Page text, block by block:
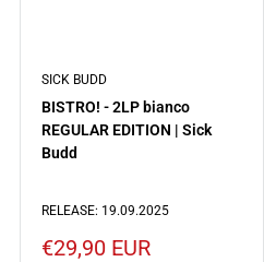
SICK BUDD
BISTRO! - 2LP bianco
REGULAR EDITION | Sick
Budd
RELEASE: 19.09.2025
Prezzo
€29,90 EUR